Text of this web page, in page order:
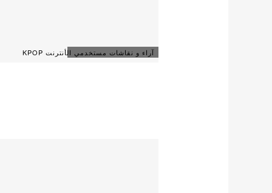
آراء و نقاشات مستخدمي الأنترنت KPOP